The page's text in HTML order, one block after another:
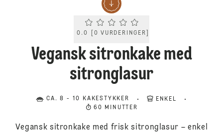
Current rating 0.0. Click to rate.
0.0 0 VURDERINGER
Vegansk sitronkake med
sitronglasur
CA. 8 - 10 KAKESTYKKER
ENKEL
60 MINUTTER
Vegansk sitronkake med frisk sitronglasur – enkel